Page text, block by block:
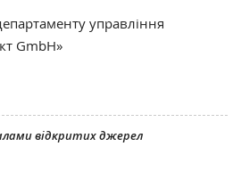
управління
GmbH»
відкритих джерел